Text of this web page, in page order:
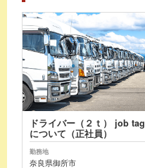
ドライバー（２ｔ） job tag
について（正社員）
勤務地
奈良県御所市